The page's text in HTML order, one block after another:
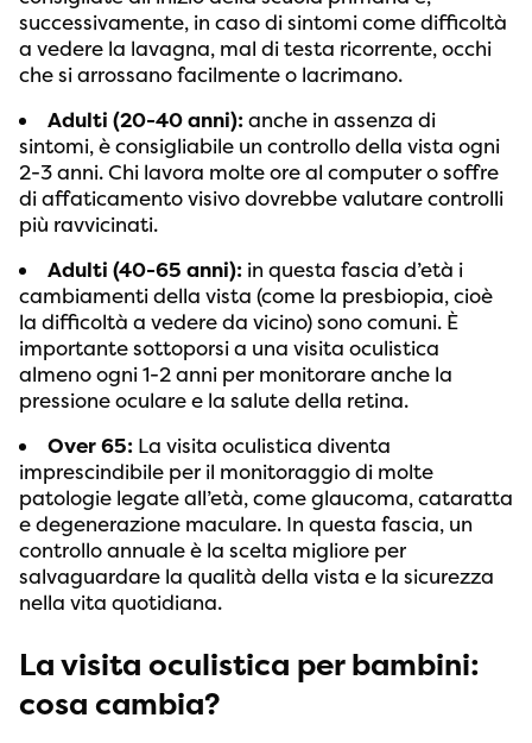
successivamente, in caso di sintomi come difficoltà
a vedere la lavagna, mal di testa ricorrente, occhi
che si arrossano facilmente o lacrimano.
Adulti (20-40 anni):anche in assenza di
sintomi, è consigliabile un controllo della vista ogni
2-3 anni. Chi lavora molte ore al computer o soffre
di affaticamento visivo dovrebbe valutare controlli
più ravvicinati.
Adulti (40-65 anni): in questa fascia d’età i
cambiamenti della vista (come la presbiopia, cioè
la difficoltà a vedere da vicino) sono comuni. È
importante sottoporsi a una visita oculistica
almeno ogni 1-2 anni per monitorare anche la
pressione oculare e la salute della retina.
Over 65: La visita oculistica diventa
imprescindibile per il monitoraggio di molte
patologie legate all’età, come glaucoma, cataratta
e degenerazione maculare. In questa fascia, un
controllo annuale è la scelta migliore per
salvaguardare la qualità della vista e la sicurezza
nella vita quotidiana.
La visita oculistica per bambini:
cosa cambia?